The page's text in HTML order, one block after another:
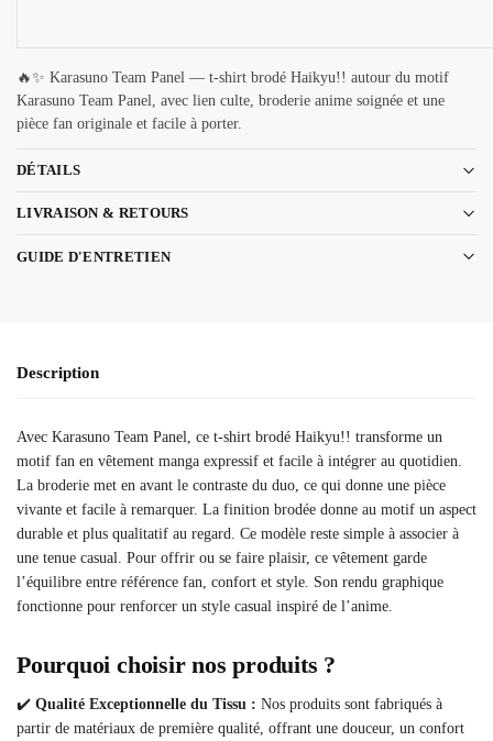
🔥✨ Karasuno Team Panel — t-shirt brodé Haikyu!! autour du motif
Karasuno Team Panel, avec lien culte, broderie anime soignée et une
pièce fan originale et facile à porter.
DÉTAILS
LIVRAISON & RETOURS
GUIDE D'ENTRETIEN
Description
Avec Karasuno Team Panel, ce t-shirt brodé Haikyu!! transforme un
motif fan en vêtement manga expressif et facile à intégrer au quotidien.
La broderie met en avant le contraste du duo, ce qui donne une pièce
vivante et facile à remarquer. La finition brodée donne au motif un aspect
durable et plus qualitatif au regard. Ce modèle reste simple à associer à
une tenue casual. Pour offrir ou se faire plaisir, ce vêtement garde
l’équilibre entre référence fan, confort et style. Son rendu graphique
fonctionne pour renforcer un style casual inspiré de l’anime.
Pourquoi choisir nos produits ?
✔️ Qualité Exceptionnelle du Tissu : Nos produits sont fabriqués à
partir de matériaux de première qualité, offrant une douceur, un confort